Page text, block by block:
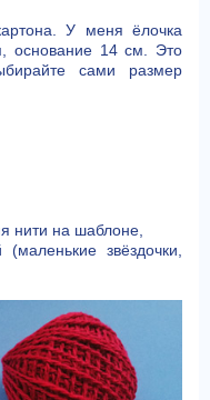
У меня ёлочка
основание 14 см. Это
сами размер
нити на шаблоне,
звёздочки,